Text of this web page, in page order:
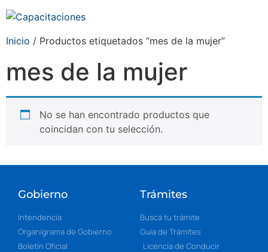
Inicio / Productos etiquetados “mes de la mujer”
mes de la mujer
No se han encontrado productos que
coincidan con tu selección.
Gobierno
Intendencia
Organigrama de Gobierno
Boletín Oficial
Trámites
Buscá tu trámite
Guía de Trámites
Licencia de Conducir